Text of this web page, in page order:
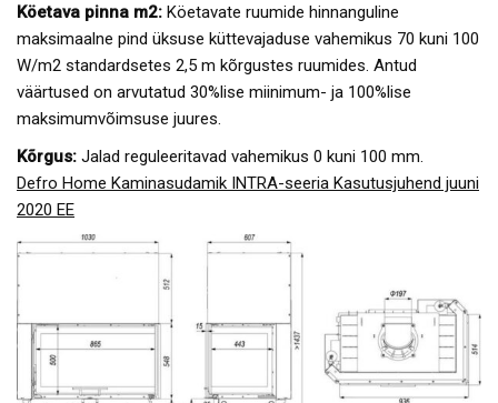
Köetava pinna m2: Köetavate ruumide hinnanguline
maksimaalne pind üksuse küttevajaduse vahemikus 70 kuni 100
W/m2 standardsetes 2,5 m kõrgustes ruumides. Antud
väärtused on arvutatud 30%lise miinimum- ja 100%lise
maksimumvõimsuse juures.
Kõrgus: Jalad reguleeritavad vahemikus 0 kuni 100 mm.
Defro Home Kaminasudamik INTRA-seeria Kasutusjuhend juuni
2020 EE